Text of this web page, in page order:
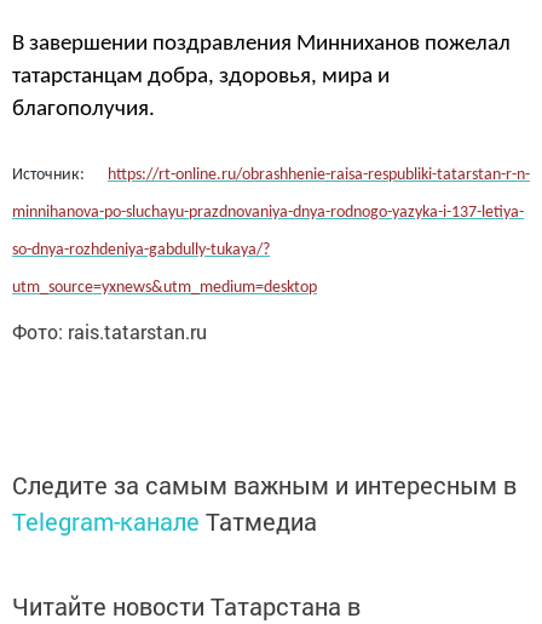
В завершении поздравления Минниханов пожелал
татарстанцам добра, здоровья, мира и
благополучия.
Источник: https://rt-online.ru/obrashhenie-raisa-respubliki-tatarstan-r-n-
minnihanova-po-sluchayu-prazdnovaniya-dnya-rodnogo-yazyka-i-137-letiya-
so-dnya-rozhdeniya-gabdully-tukaya/?
utm_source=yxnews&utm_medium=desktop
Фото: rais.tatarstan.ru
Следите за самым важным и интересным в
Telegram-канале Татмедиа
Читайте новости Татарстана в